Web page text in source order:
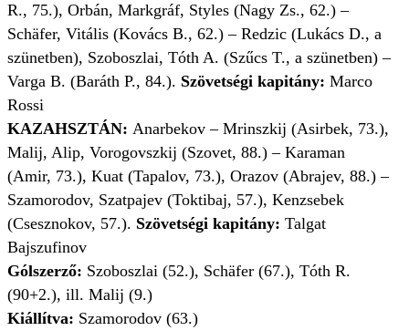
R., 75.), Orbán, Markgráf, Styles (Nagy Zs., 62.) –
Schäfer, Vitális (Kovács B., 62.) – Redzic (Lukács D., a
szünetben), Szoboszlai, Tóth A. (Szűcs T., a szünetben) –
Varga B. (Baráth P., 84.). Szövetségi kapitány: Marco
Rossi
KAZAHSZTÁN: Anarbekov – Mrinszkij (Asirbek, 73.),
Malij, Alip, Vorogovszkij (Szovet, 88.) – Karaman
(Amir, 73.), Kuat (Tapalov, 73.), Orazov (Abrajev, 88.) –
Szamorodov, Szatpajev (Toktibaj, 57.), Kenzsebek
(Csesznokov, 57.). Szövetségi kapitány: Talgat
Bajszufinov
Gólszerző: Szoboszlai (52.), Schäfer (67.), Tóth R.
(90+2.), ill. Malij (9.)
Kiállítva: Szamorodov (63.)